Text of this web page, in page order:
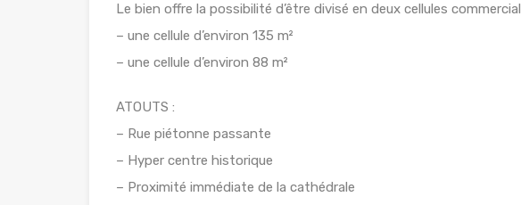
Le bien offre la possibilité d’être divisé en deux cellules
– une cellule d’environ 135 m²
– une cellule d’environ 88 m²
ATOUTS :
– Rue piétonne passante
– Hyper centre historique
– Proximité immédiate de la cathédrale